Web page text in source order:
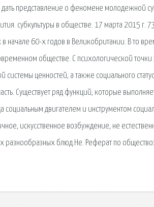
представление о феномене молодежной
субкультуры в обществе. 17 марта 2015
в начале 60-х годов в Великобритании. В то
обществе. С психологической
ценностей, а также социального
Существует ряд функций, которые
социальным двигателем и инструментом
искусственное возбуждение, не
разнообразных блюд.Не. Реферат по